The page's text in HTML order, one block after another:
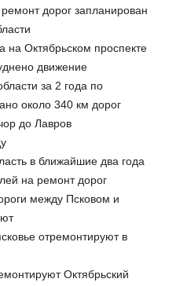
дорог запланирован
на Октябрьском проспекте
движение
за 2 года по
около 340 км дорог
до Лавров
в ближайшие два года
на ремонт дорог
между Псковом и
отремонтируют в
Октябрьский